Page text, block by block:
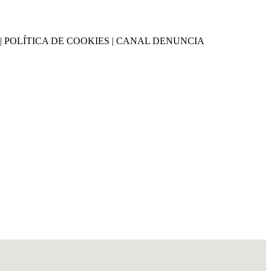
| POLÍTICA DE COOKIES | CANAL DENUNCIA